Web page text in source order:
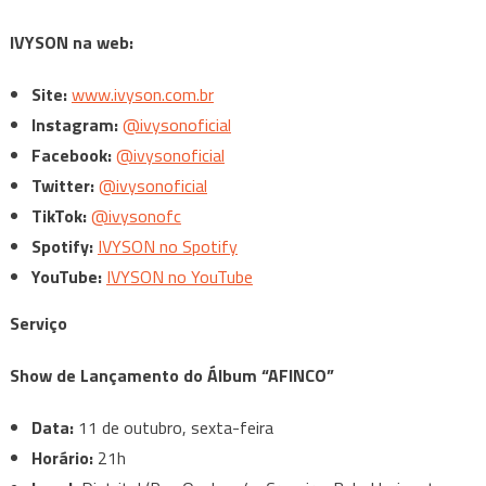
IVYSON na web:
Site:www.ivyson.com.br
Instagram:@ivysonoficial
Facebook:@ivysonoficial
Twitter:@ivysonoficial
TikTok:@ivysonofc
Spotify: IVYSON no Spotify
YouTube: IVYSON no YouTube
Serviço
Show de Lançamento do Álbum “AFINCO”
Data:11 de outubro, sexta-feira
Horário:21h